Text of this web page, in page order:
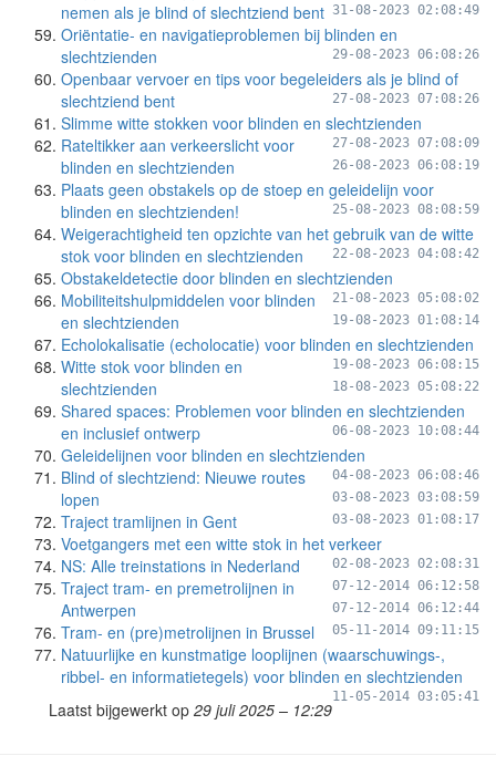
nemen als je blind of slechtziend bent 31-08-2023 02:08:49
Oriëntatie- en navigatieproblemen bij blinden en
slechtzienden
29-08-2023 06:08:26
Openbaar vervoer en tips voor begeleiders als je blind of
slechtziend bent
27-08-2023 07:08:26
Slimme witte stokken voor blinden en slechtzienden
27-08-2023 07:08:09
Rateltikker aan verkeerslicht voor
blinden en slechtzienden
26-08-2023 06:08:19
Plaats geen obstakels op de stoep en geleidelijn voor
blinden en slechtzienden!
25-08-2023 08:08:59
Weigerachtigheid ten opzichte van het gebruik van de witte
stok voor blinden en slechtzienden
22-08-2023 04:08:42
Obstakeldetectie door blinden en slechtzienden
21-08-2023 05:08:02
Mobiliteitshulpmiddelen voor blinden
en slechtzienden
19-08-2023 01:08:14
Echolokalisatie (echolocatie) voor blinden en slechtzienden
19-08-2023 06:08:15
Witte stok voor blinden en
slechtzienden
18-08-2023 05:08:22
Shared spaces: Problemen voor blinden en slechtzienden
en inclusief ontwerp
06-08-2023 10:08:44
Geleidelijnen voor blinden en slechtzienden
04-08-2023 06:08:46
Blind of slechtziend: Nieuwe routes
lopen
03-08-2023 03:08:59
Traject tramlijnen in Gent 03-08-2023 01:08:17
Voetgangers met een witte stok in het verkeer
02-08-2023 02:08:31
NS: Alle treinstations in Nederland
07-12-2014 06:12:58
Traject tram- en premetrolijnen in
Antwerpen
07-12-2014 06:12:44
Tram- en (pre)metrolijnen in Brussel 05-11-2014 09:11:15
Natuurlijke en kunstmatige looplijnen (waarschuwings-,
ribbel- en informatietegels) voor blinden en slechtzienden
11-05-2014 03:05:41
Laatst bijgewerkt op 29 juli 2025 – 12:29